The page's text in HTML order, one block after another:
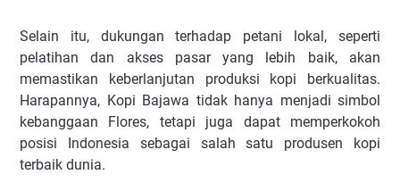
Selain itu, dukungan terhadap petani lokal, seperti
pelatihan dan akses pasar yang lebih baik, akan
memastikan keberlanjutan produksi kopi berkualitas.
Harapannya, Kopi Bajawa tidak hanya menjadi simbol
kebanggaan Flores, tetapi juga dapat memperkokoh
posisi Indonesia sebagai salah satu produsen kopi
terbaik dunia.